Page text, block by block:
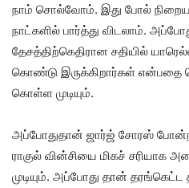
நாம் சொல்வோம். இது போல்
நாட்களில் பார்த்து விடலாம்.
தேசத்திற்கெதிரான சதியில்
கொண்டு இருக்கிறார்கள் என்பதை
கொள்ள முடியும்.
அப்போதுதான் ஜார்ஜ் சோரஸ்
ராகுல் வின்சியை மிகச்
முடியும். அப்போது தான்